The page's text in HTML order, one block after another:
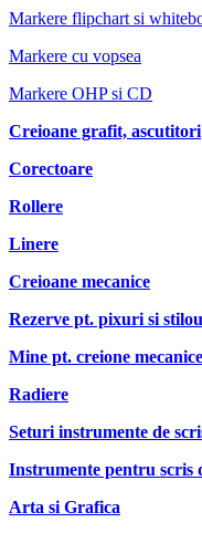
Markere flipchart si
Markere cu vopsea
Markere OHP si CD
Creioane grafit, ascutitori
Corectoare
Rollere
Linere
Creioane mecanice
Rezerve pt. pixuri si
Mine pt. creione mecanice
Radiere
Seturi instrumente de
Instrumente pentru scris
Arta si Grafica